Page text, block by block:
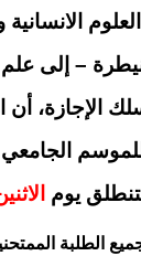
الانسانية
– إلى
الإجازة، أن
للموسم الجامعي
يوم الاثنين 16 يونيو